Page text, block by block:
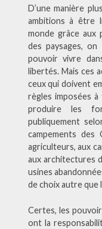
D’une manière
ambitions à être
monde grâce aux
des paysages,
pouvoir vivre
libertés. Mais ces
ceux qui doivent
règles imposées
produire les
publiquement
campements des
agriculteurs, aux
aux architectures
usines
de choix autre que
Certes, les
ont la